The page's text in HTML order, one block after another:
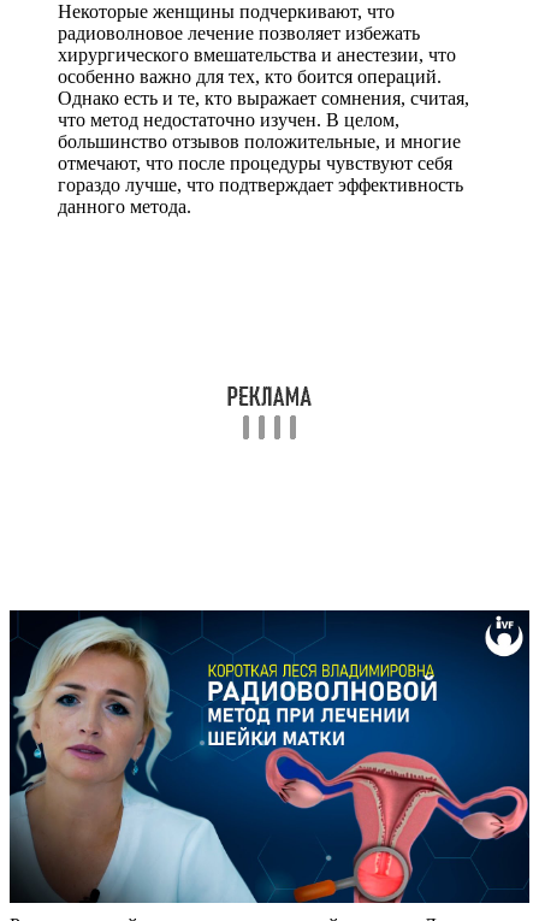
Некоторые женщины подчеркивают, что
радиоволновое лечение позволяет избежать
хирургического вмешательства и анестезии, что
особенно важно для тех, кто боится операций.
Однако есть и те, кто выражает сомнения, считая,
что метод недостаточно изучен. В целом,
большинство отзывов положительные, и многие
отмечают, что после процедуры чувствуют себя
гораздо лучше, что подтверждает эффективность
данного метода.